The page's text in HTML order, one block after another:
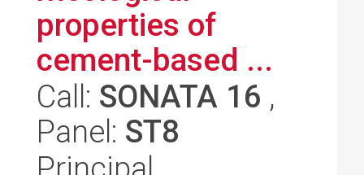
properties of
cement-based ...
Call: SONATA 16 ,
Panel: ST8